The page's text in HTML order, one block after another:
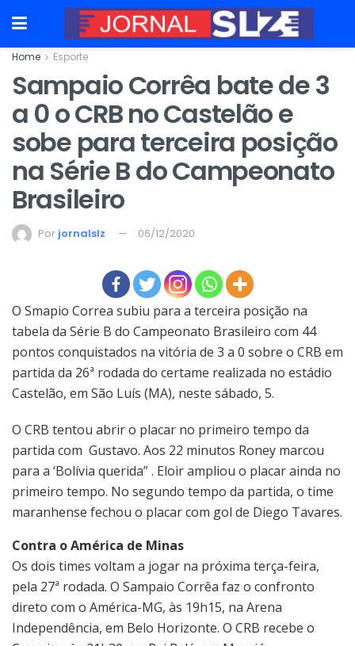
Home Esporte
Sampaio Corrêa bate de 3
a 0 o CRB no Castelão e
sobe para terceira posição
na Série B do Campeonato
Brasileiro
Por jornalslz 06/12/2020
O Smapio Correa subiu para a terceira posição na
tabela da Série B do Campeonato Brasileiro com 44
pontos conquistados na vitória de 3 a 0 sobre o CRB em
partida da 26ª rodada do certame realizada no estádio
Castelão, em São Luís (MA), neste sábado, 5.
O CRB tentou abrir o placar no primeiro tempo da
partida com Gustavo. Aos 22 minutos Roney marcou
para a ‘Bolívia querida” . Eloir ampliou o placar ainda no
primeiro tempo. No segundo tempo da partida, o time
maranhense fechou o placar com gol de Diego Tavares.
Contra o América de Minas
Os dois times voltam a jogar na próxima terça-feira,
pela 27ª rodada. O Sampaio Corrêa faz o confronto
direto com o América-MG, às 19h15, na Arena
Independência, em Belo Horizonte. O CRB recebe o